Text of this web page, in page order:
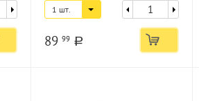
1 шт.
89 99 a